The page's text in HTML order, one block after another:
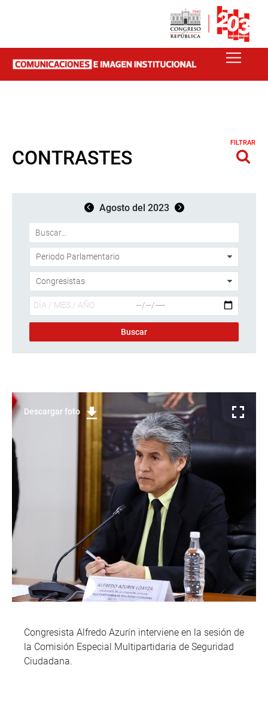
CONTRASTES
FILTRAR
Agosto del 2023
Descargar foto
Congresista Alfredo Azurín interviene en la sesión de
la Comisión Especial Multipartidaria de Seguridad
Ciudadana.